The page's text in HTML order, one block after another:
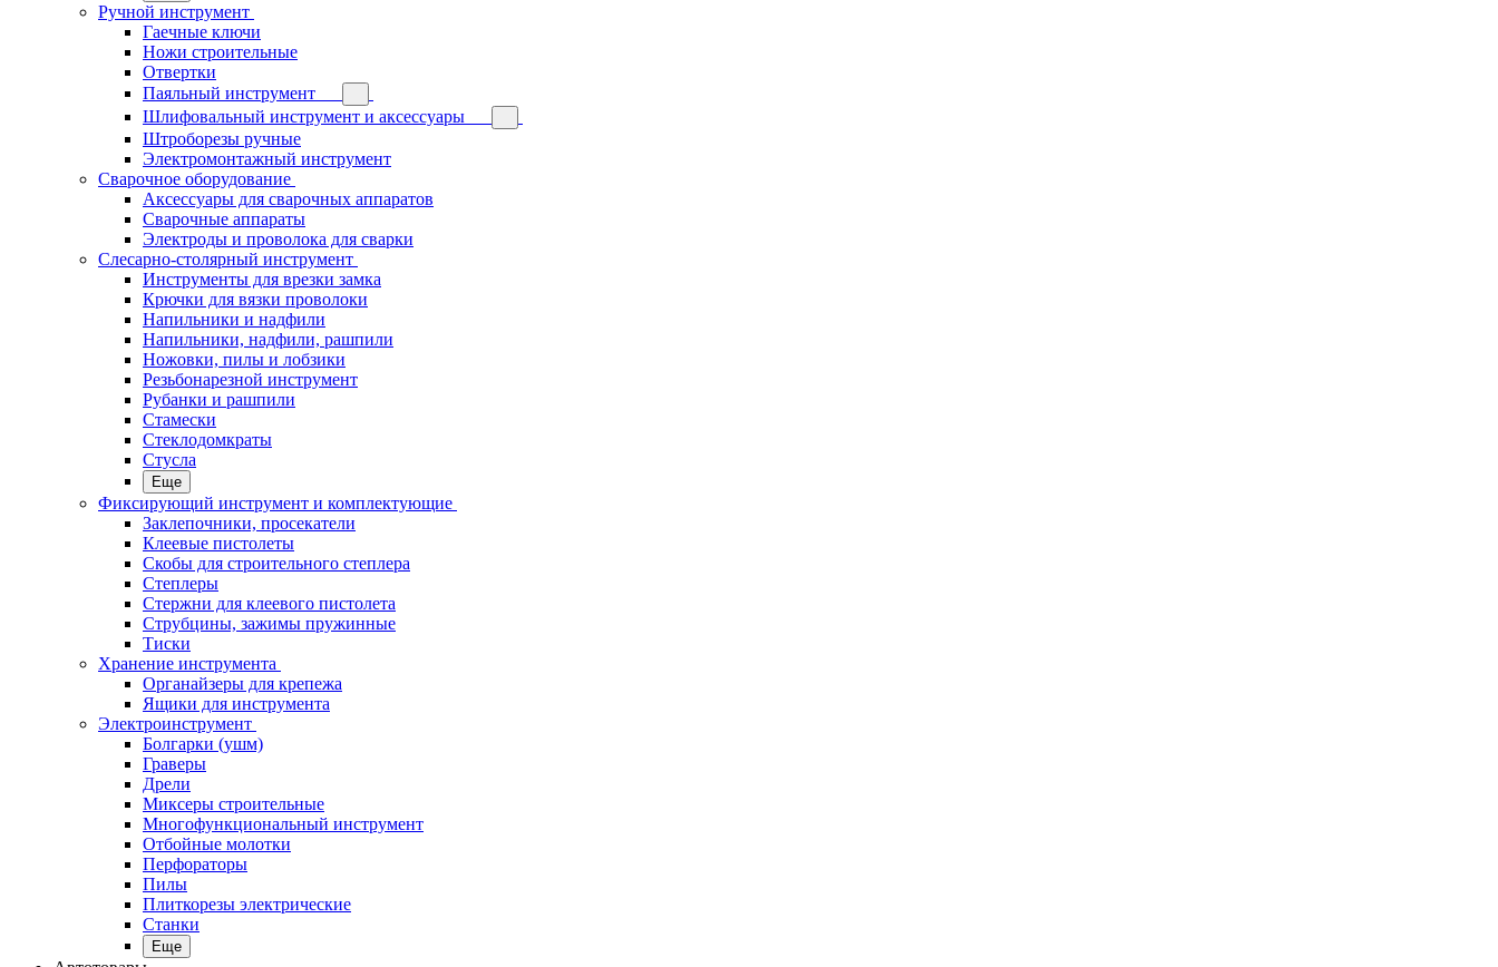
Ручной инструмент
Гаечные ключи
Ножи строительные
Отвертки
Паяльный инструмент
Шлифовальный инструмент и аксессуары
Штроборезы ручные
Электромонтажный инструмент
Сварочное оборудование
Аксессуары для сварочных аппаратов
Сварочные аппараты
Электроды и проволока для сварки
Слесарно-столярный инструмент
Инструменты для врезки замка
Крючки для вязки проволоки
Напильники и надфили
Напильники, надфили, рашпили
Ножовки, пилы и лобзики
Резьбонарезной инструмент
Рубанки и рашпили
Стамески
Стеклодомкраты
Стусла
Еще
Фиксирующий инструмент и комплектующие
Заклепочники, просекатели
Клеевые пистолеты
Скобы для строительного степлера
Степлеры
Стержни для клеевого пистолета
Струбцины, зажимы пружинные
Тиски
Хранение инструмента
Органайзеры для крепежа
Ящики для инструмента
Электроинструмент
Болгарки (ушм)
Граверы
Дрели
Миксеры строительные
Многофункциональный инструмент
Отбойные молотки
Перфораторы
Пилы
Плиткорезы электрические
Станки
Еще